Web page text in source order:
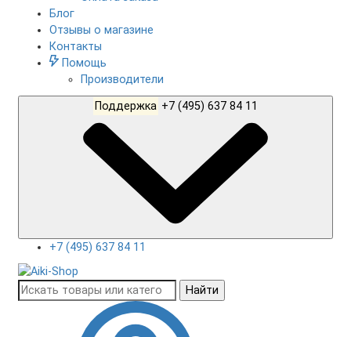
Блог
Отзывы о магазине
Контакты
Помощь
Производители
Поддержка
+7 (495) 637 84 11
Найти